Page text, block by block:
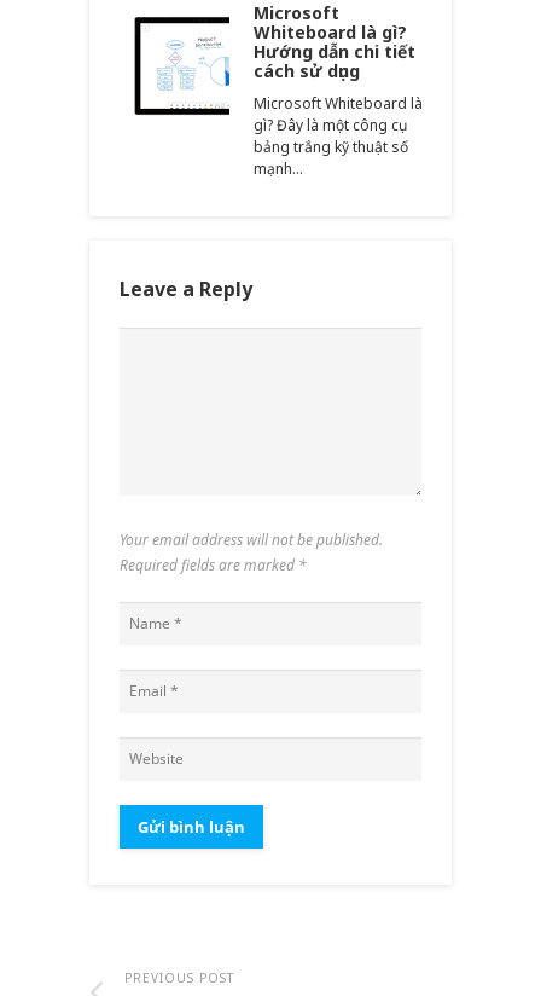
Microsoft
Whiteboard là gì?
Hướng dẫn chi tiết
cách sử dụng
Microsoft Whiteboard là
gì? Đây là một công cụ
bảng trắng kỹ thuật số
mạnh…
Leave a Reply
Your email address will not be published.
Required fields are marked *
PREVIOUS POST